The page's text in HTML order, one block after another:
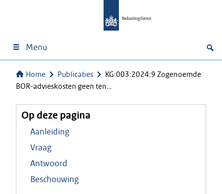
Menu
Home Publicaties
KG:003:2024:9 Zogenoemde
BOR-advieskosten geen ten…
Op deze pagina
Aanleiding
Vraag
Antwoord
Beschouwing